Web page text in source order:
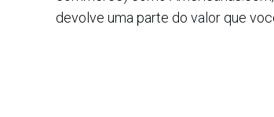
devolve uma parte do valor que